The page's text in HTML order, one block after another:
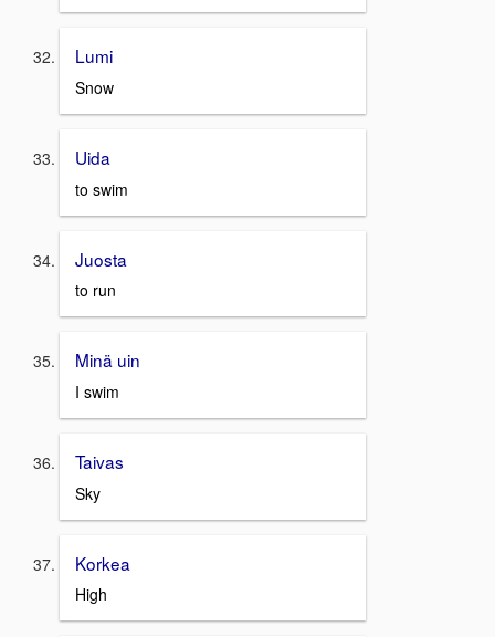
Lumi
Snow
Uida
to swim
Juosta
to run
Minä uin
I swim
Taivas
Sky
Korkea
High